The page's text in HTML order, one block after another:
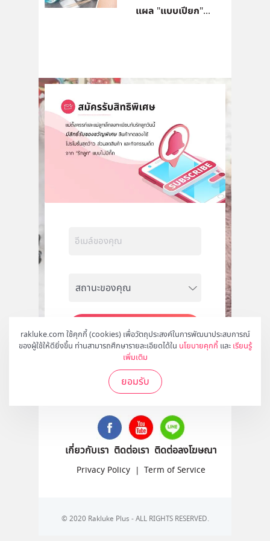
rakluke.com ใช้คุกกี้ (cookies) เพื่อวัตถุประสงค์ในการพัฒนาประสบการณ์
ของผู้ใช้ให้ดียิ่งขึ้น ท่านสามารถศึกษารายละเอียดได้ใน นโยบายคุกกี้ และ เรียนรู้
เพิ่มเติม
ยอมรับ
แผล "แบบเปียก"...
สมัคร
ติดตามเราได้ที่
เกี่ยวกับเรา ติดต่อเรา ติดต่อลงโฆษณา
Privacy Policy | Term of Service
© 2020 Rakluke Plus - ALL RIGHTS RESERVED.